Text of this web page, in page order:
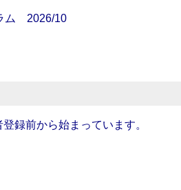
ム 2026/10
録前から始まっています。